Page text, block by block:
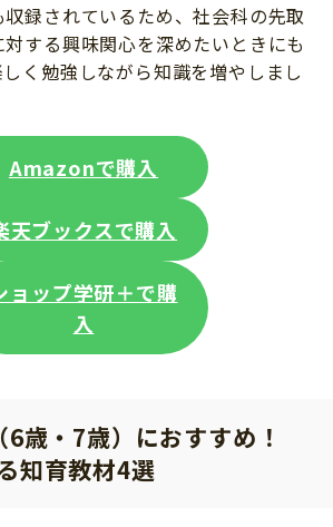
録されているため、社会科の先取
する興味関心を深めたいときにも
く勉強しながら知識を増やしまし
Amazonで購入
天ブックスで購入
ョップ学研＋で購
入
歳・7歳）におすすめ！
知育教材4選